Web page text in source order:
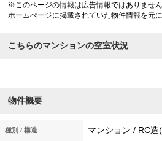
※このページの情報は広告情報ではありませ
ホームぺージに掲載されていた物件情報を元
こちらのマンションの空室状況
物件概要
種別 / 構造 マンション / RC